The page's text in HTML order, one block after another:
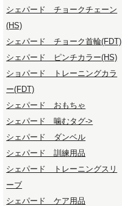
シェパード チョークチェーン
(HS)
シェパード チョーク首輪(FDT)
シェパード ピンチカラー(HS)
ショパード トレーニングカラ
ー(FDT)
シェパード おもちゃ
シェパード 噛むタグ->
シェパード ダンベル
シェパード 訓練用品
シェパード トレーニングスリ
ーブ
シェパード ケア用品